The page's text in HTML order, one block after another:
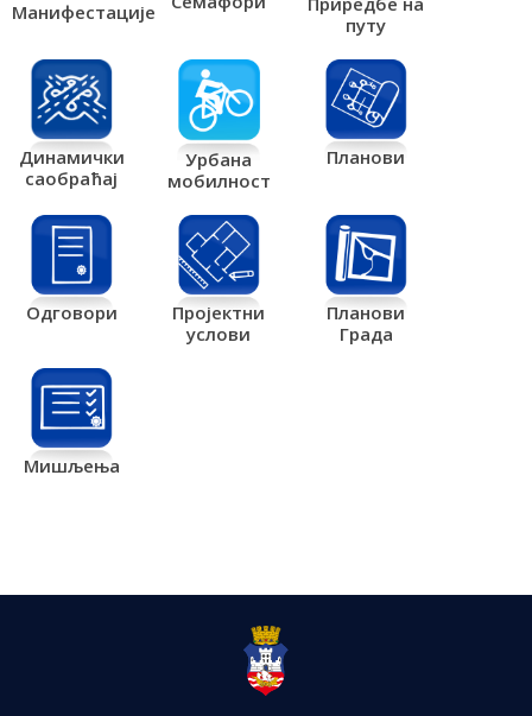
Манифестације
путу
Динамички
саобраћај
Урбана
мобилност
Планови
Одговори
Пројектни
услови
Планови
Града
Мишљења